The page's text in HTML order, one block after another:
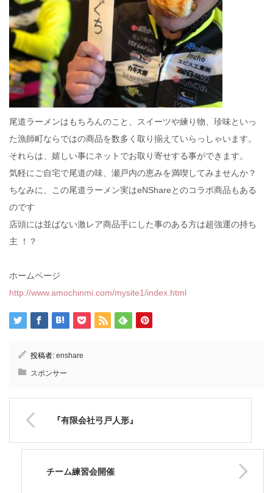
尾道ラーメンはもちろんのこと、スイーツや練り物、珍味といっ
た漁師町ならではの商品を数多く取り揃えていらっしゃいます。
それらは、嬉しい事にネットでお取り寄せする事ができます️。
気軽にご自宅で尾道の味、瀬戸内の恵みを満喫してみませんか？
ちなみに、この尾道ラーメン実は️eNShareとのコラボ商品もある
のです
店頭には並ばない激レア商品️手にした事のある方は超強運の持ち
主️ ︎！？
ホームページ︎
http://www.amochinmi.com/mysite1/index.html
投稿者: enshare
スポンサー
『有限会社弓戸人形』
チーム練習会開催